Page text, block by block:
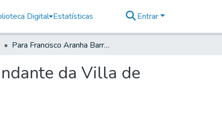
Digital Estatísticas Entrar
Para Francisco Aranha Barreto Sargento mor Comandante da Villa de Santos.
da Villa de